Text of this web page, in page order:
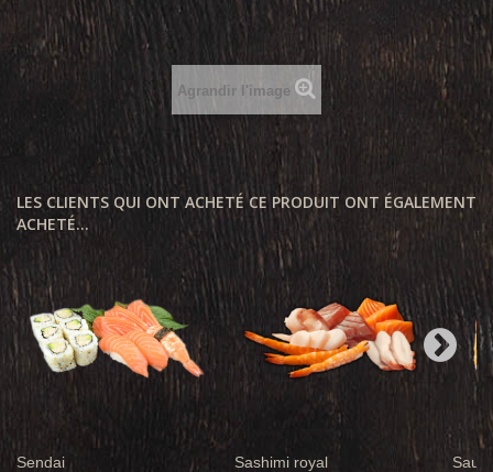
Agrandir l'image
LES CLIENTS QUI ONT ACHETÉ CE PRODUIT ONT ÉGALEMENT
ACHETÉ...
Sendai Sashimi royal